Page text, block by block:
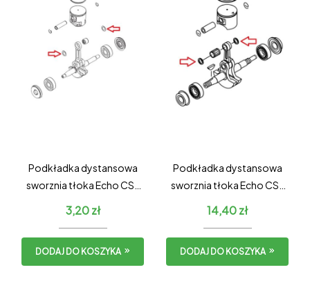
Podkładka dystansowa
sworznia tłoka Echo CS-
341AC
3,20zł
DODAJ DO KOSZYKA
Podkładka dystansowa
sworznia tłoka Echo CS-
14,40zł
DODAJ DO KOSZYKA